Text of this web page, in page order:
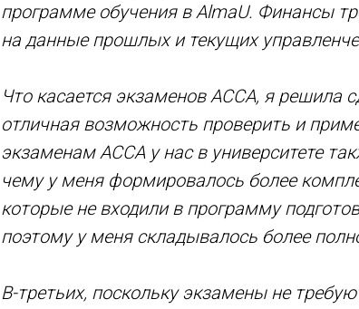
программе обучения в AlmaU. Финансы
на данные прошлых и текущих
Что касается экзаменов ACCA, я решила
отличная возможность проверить и
экзаменам ACCA у нас в университете
чему у меня формировалось более
которые не входили в программу
поэтому у меня складывалось более
В-третьих, поскольку экзамены не